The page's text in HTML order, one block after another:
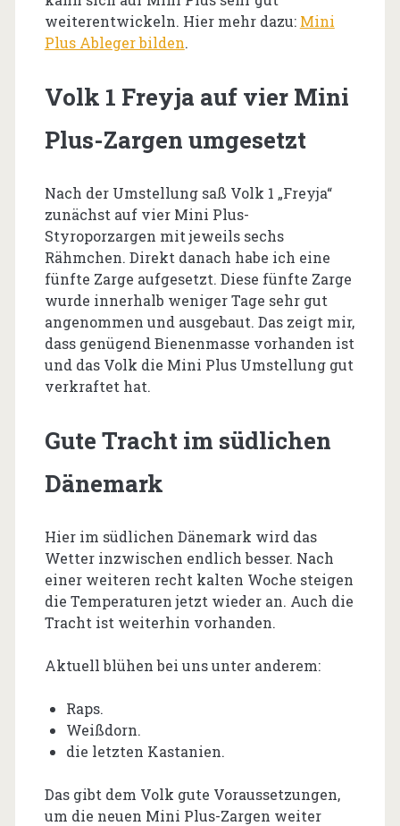
weiterentwickeln. Hier mehr dazu: Mini
Plus Ableger bilden.
Volk 1 Freyja auf vier Mini
Plus-Zargen umgesetzt
Nach der Umstellung saß Volk 1 „Freyja“
zunächst auf vier Mini Plus-
Styroporzargen mit jeweils sechs
Rähmchen. Direkt danach habe ich eine
fünfte Zarge aufgesetzt. Diese fünfte Zarge
wurde innerhalb weniger Tage sehr gut
angenommen und ausgebaut. Das zeigt mir,
dass genügend Bienenmasse vorhanden ist
und das Volk die Mini Plus Umstellung gut
verkraftet hat.
Gute Tracht im südlichen
Dänemark
Hier im südlichen Dänemark wird das
Wetter inzwischen endlich besser. Nach
einer weiteren recht kalten Woche steigen
die Temperaturen jetzt wieder an. Auch die
Tracht ist weiterhin vorhanden.
Aktuell blühen bei uns unter anderem:
Raps.
Weißdorn.
die letzten Kastanien.
Das gibt dem Volk gute Voraussetzungen,
um die neuen Mini Plus-Zargen weiter